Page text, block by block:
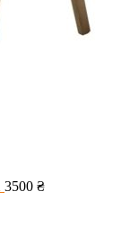
3500 ₴